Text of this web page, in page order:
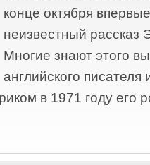
конце октября
неизвестный рассказ
Многие знают этого
английского
в 1971 году его